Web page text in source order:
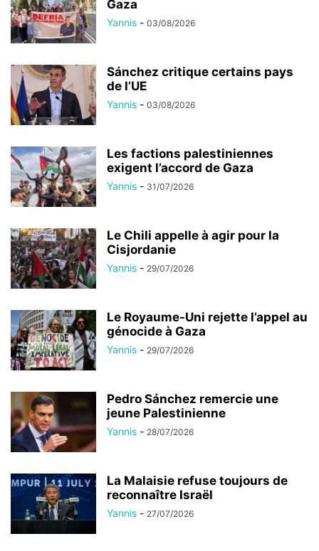
Gaza
Yannis - 03/08/2026
Sánchez critique certains pays
de l’UE
Yannis - 03/08/2026
Les factions palestiniennes
exigent l’accord de Gaza
Yannis - 31/07/2026
Le Chili appelle à agir pour la
Cisjordanie
Yannis - 29/07/2026
Le Royaume-Uni rejette l’appel au
génocide à Gaza
Yannis - 29/07/2026
Pedro Sánchez remercie une
jeune Palestinienne
Yannis - 28/07/2026
La Malaisie refuse toujours de
reconnaître Israël
Yannis - 27/07/2026